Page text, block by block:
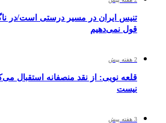
تنیس ایران در مسیر درستی است/در
قول نمی‌دهیم
2 هفته پیش
قلعه نویی: از نقد منصفانه استقبال
نیست
3 هفته پیش